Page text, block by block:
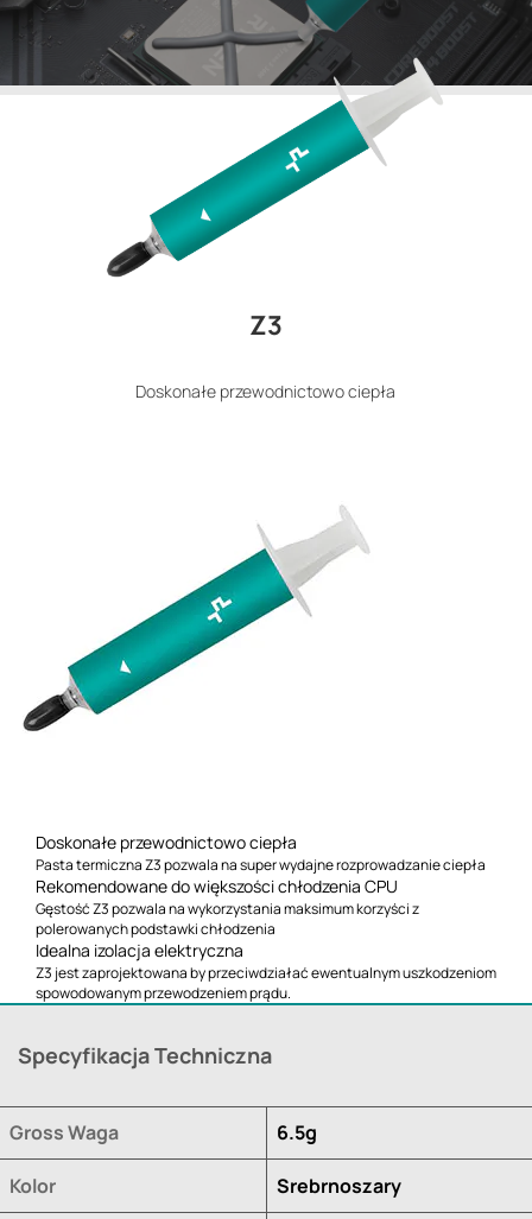
Z3
Doskonałe przewodnictowo ciepła
Doskonałe przewodnictowo ciepła
Pasta termiczna Z3 pozwala na super wydajne rozprowadzanie ciepła
Rekomendowane do większości chłodzenia CPU
Gęstość Z3 pozwala na wykorzystania maksimum korzyści z
polerowanych podstawki chłodzenia
Idealna izolacja elektryczna
Z3 jest zaprojektowana by przeciwdziałać ewentualnym uszkodzeniom
spowodowanym przewodzeniem prądu.
Specyfikacja Techniczna
Gross Waga 6.5g
Kolor Srebrnoszary